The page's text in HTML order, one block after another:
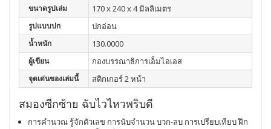
ขนาดรูปเล่ม 170 x 240 x 4 มิลลิเมตร
รูปแบบปก ปกอ่อน
น้ำหนัก 130.0000
ผู้เขียน กองบรรณาธิการเอ็มไอเอส
จุดเด่นของเล่มนี้ สติกเกอร์ 2 หน้า
สมองซีกซ้าย ฉับไวไหวพริบดี
การคำนวณ รู้จักตัวเลข การนับจำนวน บวก-ลบ การเปรียบเทียบ ฝึก